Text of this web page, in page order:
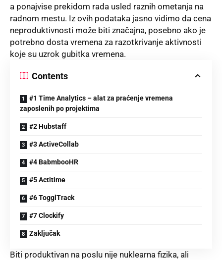
a ponajvise prekidom rada usled raznih ometanja na
radnom mestu. Iz ovih podataka jasno vidimo da cena
neproduktivnosti može biti značajna, posebno ako je
potrebno dosta vremena za razotkrivanje aktivnosti
koje su uzrok gubitka vremena.
Contents
#1 Time Analytics – alat za praćenje vremena
zaposlenih po projektima
#2 Hubstaff
#3 ActiveCollab
#4 BabmbooHR
#5 Actitime
#6 TogglTrack
#7 Clockify
Zaključak
Biti produktivan na poslu nije nuklearna fizika, ali